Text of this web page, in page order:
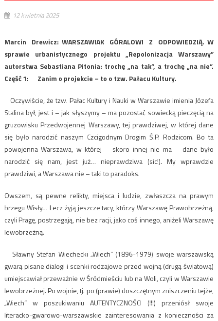
12 kwietnia 2025
Marcin Drewicz: WARSZAWIAK GÓRALOWI Z ODPOWIEDZIĄ. W
sprawie urbanistycznego projektu „Repolonizacja Warszawy”
autorstwa Sebastiana Pitonia: trochę „na tak”, a trochę „na nie”.
Część 1: Zanim o projekcie – to o tzw. Pałacu Kultury.
Oczywiście, że tzw. Pałac Kultury i Nauki w Warszawie imienia Józefa
Stalina był, jest i – jak słyszymy – ma pozostać sowiecką pieczęcią na
gruzowisku Przedwojennej Warszawy, tej prawdziwej, w której dane
się było narodzić naszym Czcigodnym Drogim Ś.P. Rodzicom. Bo ta
powojenna Warszawa, w której – skoro innej nie ma – dane było
narodzić się nam, jest już… nieprawdziwa (sic!). My wprawdzie
prawdziwi, a Warszawa nie – taki to paradoks.
Owszem, są pewne relikty, miejsca i ludzie, zwłaszcza na prawym
brzegu Wisły… Lecz żyją jeszcze tacy, którzy Warszawę Prawobrzeżną,
czyli Pragę, postrzegają, nie bez racji, jako coś innego, aniżeli Warszawę
lewobrzeżną.
Sławny Stefan Wiechecki „Wiech” (1896-1979) swoje warszawską
gwarą pisane dialogi i scenki rodzajowe przed wojną (drugą światową)
umiejscawiał przeważnie w Śródmieściu lub na Woli, czyli w Warszawie
lewobrzeżnej. Po wojnie, tj. po (prawie) doszczętnym zniszczeniu tejże,
„Wiech” w poszukiwaniu AUTENTYCZNOŚCI (!!!) przeniósł swoje
literacko-gwarowo-warszawskie zainteresowania z konieczności za